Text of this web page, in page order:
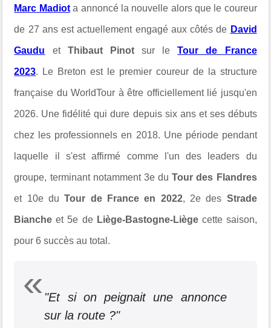
Marc Madiota annoncé la nouvelle alors que le coureur
de 27 ans est actuellement engagé aux côtés de David
Gaudu et Thibaut Pinotsur leTour de France
2023. Le Breton est le premier coureur de la structure
française du WorldTour à être officiellement lié jusqu'en
2026. Une fidélité qui dure depuis six ans et ses débuts
chez les professionnels en 2018. Une période pendant
laquelle il s'est affirmé comme l'un des leaders du
groupe, terminant notamment 3e duTour des Flandres
et 10e duTour de France en 2022, 2e des Strade
Bianche et 5e de Liège-Bastogne-Liègecette saison,
pour 6 succès au total.
"Et si on peignait une annonce
sur la route ?"